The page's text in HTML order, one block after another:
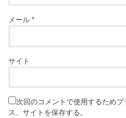
メール*
サイト
次回のコメントで使用するため
ス、サイトを保存する。